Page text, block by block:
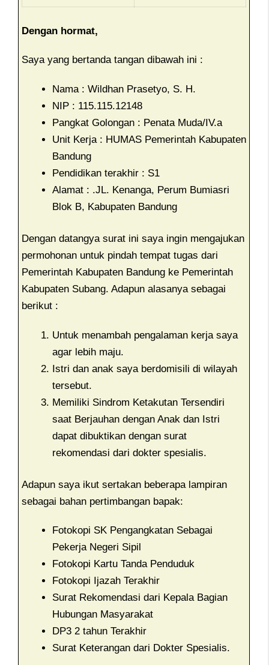
Dengan hormat,
Saya yang bertanda tangan dibawah ini :
Nama : Wildhan Prasetyo, S. H.
NIP : 115.115.12148
Pangkat Golongan : Penata Muda/IV.a
Unit Kerja : HUMAS Pemerintah Kabupaten
Bandung
Pendidikan terakhir : S1
Alamat : .JL. Kenanga, Perum Bumiasri
Blok B, Kabupaten Bandung
Dengan datangya surat ini saya ingin mengajukan
permohonan untuk pindah tempat tugas dari
Pemerintah Kabupaten Bandung ke Pemerintah
Kabupaten Subang. Adapun alasanya sebagai
berikut :
Untuk menambah pengalaman kerja saya
agar lebih maju.
Istri dan anak saya berdomisili di wilayah
tersebut.
Memiliki Sindrom Ketakutan Tersendiri
saat Berjauhan dengan Anak dan Istri
dapat dibuktikan dengan surat
rekomendasi dari dokter spesialis.
Adapun saya ikut sertakan beberapa lampiran
sebagai bahan pertimbangan bapak:
Fotokopi SK Pengangkatan Sebagai
Pekerja Negeri Sipil
Fotokopi Kartu Tanda Penduduk
Fotokopi Ijazah Terakhir
Surat Rekomendasi dari Kepala Bagian
Hubungan Masyarakat
DP3 2 tahun Terakhir
Surat Keterangan dari Dokter Spesialis.